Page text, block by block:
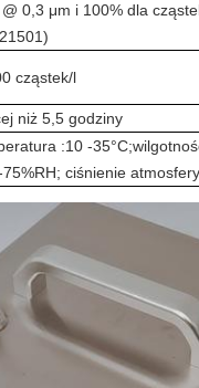
0,3 μm i 100% dla
cząstek/l
niż 5,5 godziny
:10 -35°C;
75%RH; ciśnienie